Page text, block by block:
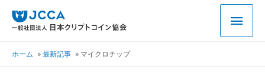
ホーム 最新記事 マイクロチップ